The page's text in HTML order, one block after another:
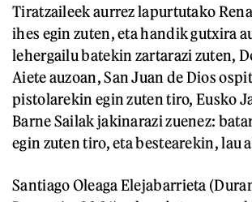
Tiratzaileek aurrez lapurtutako
ihes egin zuten, eta handik gutxira
lehergailu batekin zartarazi zuten,
Aiete auzoan, San Juan de Dios
pistolarekin egin zuten tiro, Eusko
Barne Sailak jakinarazi zuenez:
egin zuten tiro, eta bestearekin, lau
Santiago Oleaga Elejabarrieta